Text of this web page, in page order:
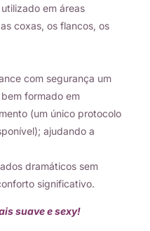
em áreas
coxas, os flancos, os
com segurança um
formado em
(um único protocolo
ajudando a
dramáticos sem
significativo.
suave e sexy!